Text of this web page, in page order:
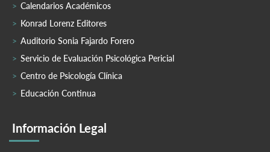
Calendarios Académicos
Konrad Lorenz Editores
Auditorio Sonia Fajardo Forero
Servicio de Evaluación Psicológica Pericial
Centro de Psicología Clínica
Educación Continua
Información Legal